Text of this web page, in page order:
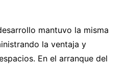
mantuvo la misma
la ventaja y
En el arranque del